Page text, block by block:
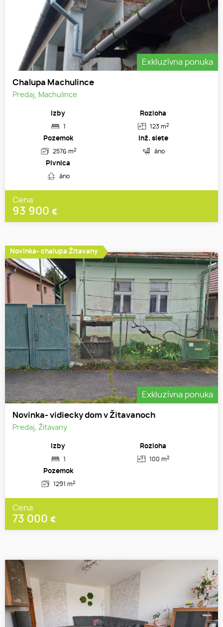
Exkluzívna ponuka
Chalupa Machulince
Predaj, Machulince
Izby
1
Rozloha
123 m2
Pozemok
2576 m2
Inž. siete
áno
Pivnica
áno
Cena
93 900 €
Exkluzívna ponuka
Novinka- vidiecky dom v Žitavanoch
Predaj, Žitavany
Izby
1
Rozloha
100 m2
Pozemok
1291 m2
Cena
73 000 €
Novinka- chalupa Žitavany